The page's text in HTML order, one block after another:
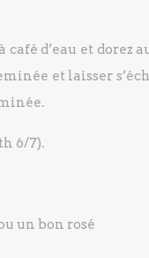
café d’eau et
et laisser
6/7).
un bon rosé